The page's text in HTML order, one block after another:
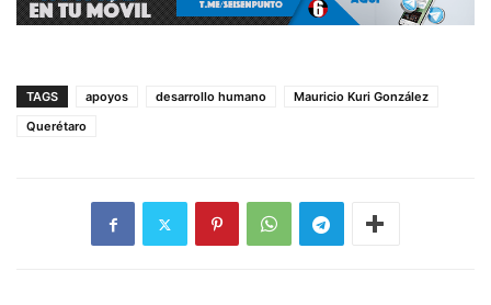
TAGS apoyos desarrollo humano
Mauricio Kuri González
Querétaro